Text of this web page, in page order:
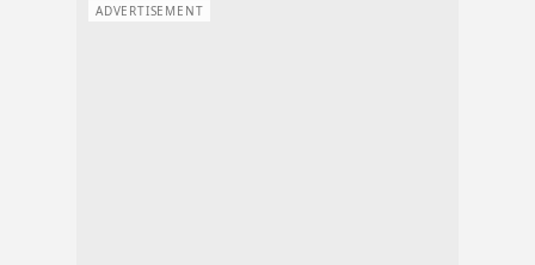
ADVERTISEMENT